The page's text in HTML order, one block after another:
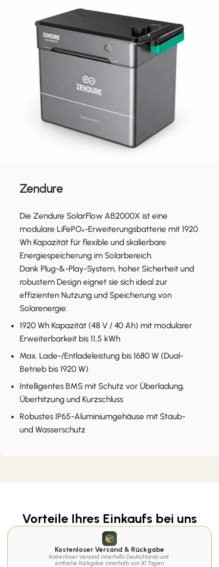
Zendure
Die Zendure SolarFlow AB2000X ist eine
modulare LiFePO₄-Erweiterungsbatterie mit 1920
Wh Kapazität für flexible und skalierbare
Energiespeicherung im Solarbereich.
Dank Plug-&-Play-System, hoher Sicherheit und
robustem Design eignet sie sich ideal zur
effizienten Nutzung und Speicherung von
Solarenergie.
1920 Wh Kapazität (48 V / 40 Ah) mit modularer
Erweiterbarkeit bis 11,5 kWh
Max. Lade-/Entladeleistung bis 1680 W (Dual-
Betrieb bis 1920 W)
Intelligentes BMS mit Schutz vor Überladung,
Überhitzung und Kurzschluss
Robustes IP65-Aluminiumgehäuse mit Staub-
und Wasserschutz
Vorteile Ihres Einkaufs bei uns
Kostenloser Versand & Rückgabe
Kostenloser Versand innerhalb Deutschlands und
einfache Rückgabe innerhalb von 30 Tagen.